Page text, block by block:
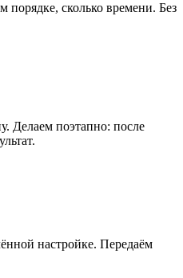
порядке, сколько времени. Без
Делаем поэтапно: после
настройке. Передаём